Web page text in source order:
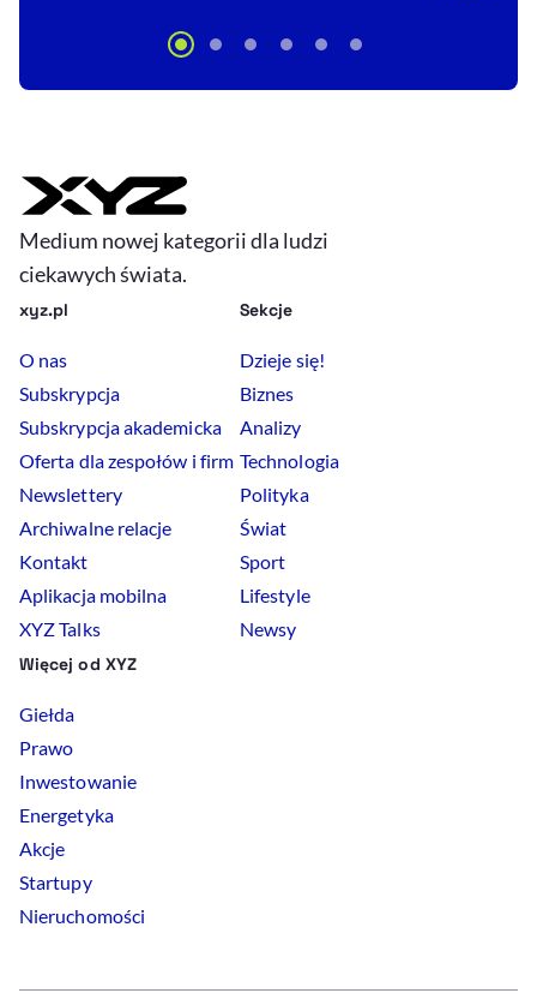
Medium nowej kategorii dla ludzi
ciekawych świata.
xyz.pl
O nas
Subskrypcja
Subskrypcja akademicka
Oferta dla zespołów i firm
Newslettery
Archiwalne relacje
Kontakt
Aplikacja mobilna
XYZ Talks
Sekcje
Dzieje się!
Biznes
Analizy
Technologia
Polityka
Świat
Sport
Lifestyle
Newsy
Więcej od XYZ
Giełda
Prawo
Inwestowanie
Energetyka
Akcje
Startupy
Nieruchomości